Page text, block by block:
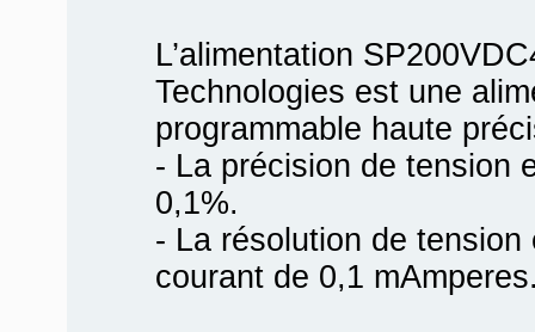
L’alimentation
Technologies est une
programmable haute
- La précision de tension
0,1%.
- La résolution de
courant de 0,1